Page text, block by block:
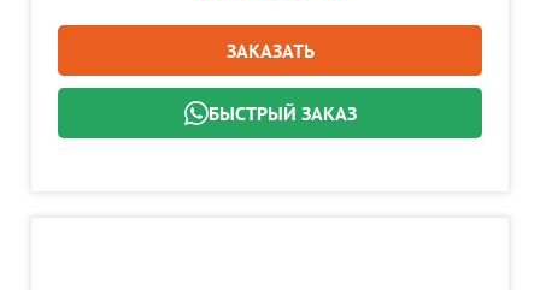
ЗАКАЗАТЬ
БЫСТРЫЙ ЗАКАЗ